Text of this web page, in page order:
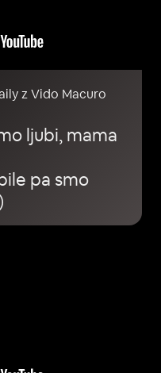
z Vido Macuro
ljubi, mama
pa smo